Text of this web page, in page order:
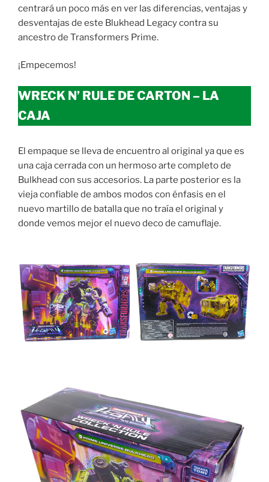
centrará un poco más en ver las diferencias, ventajas y
desventajas de este Blukhead Legacy contra su
ancestro de Transformers Prime.
¡Empecemos!
WRECK N’ RULE DE CARTON – LA
CAJA
El empaque se lleva de encuentro al original ya que es
una caja cerrada con un hermoso arte completo de
Bulkhead con sus accesorios. La parte posterior es la
vieja confiable de ambos modos con énfasis en el
nuevo martillo de batalla que no traía el original y
donde vemos mejor el nuevo deco de camuflaje.